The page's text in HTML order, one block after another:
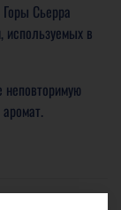
Сьерра
используемых в